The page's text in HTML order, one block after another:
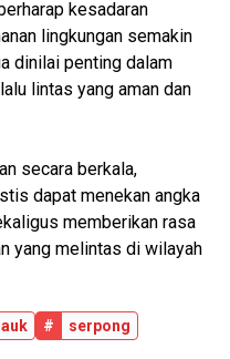
kesadaran
lingkungan semakin
dinilai penting dalam
lintas yang aman dan
secara berkala,
dapat menekan angka
memberikan rasa
yang melintas di wilayah
# serpong